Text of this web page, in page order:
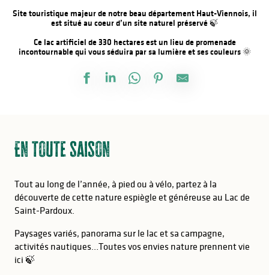
Site touristique majeur de notre beau département Haut-Viennois, il
est situé au coeur d’un site naturel préservé 🍃
Ce lac artificiel de 330 hectares est un lieu de promenade
incontournable qui vous séduira par sa lumière et ses couleurs 🌞
En toute saison
Tout au long de l’année, à pied ou à vélo, partez à la
découverte de cette nature espiègle et généreuse au Lac de
Saint-Pardoux.
Paysages variés, panorama sur le lac et sa campagne,
activités nautiques…Toutes vos envies nature prennent vie
ici 🍃